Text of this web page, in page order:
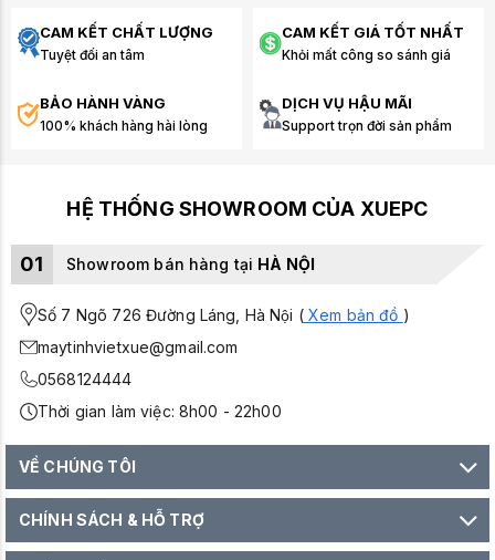
CAM KẾT CHẤT LƯỢNG
Tuyệt đối an tâm
CAM KẾT GIÁ TỐT NHẤT
Khỏi mất công so sánh giá
BẢO HÀNH VÀNG
100% khách hàng hài lòng
DỊCH VỤ HẬU MÃI
Support trọn đời sản phẩm
HỆ THỐNG SHOWROOM CỦA XUEPC
01 Showroom bán hàng tại HÀ NỘI
Số 7 Ngõ 726 Đường Láng, Hà Nội (Xem bản đồ )
maytinhvietxue@gmail.com
0568124444
Thời gian làm việc: 8h00 - 22h00
VỀ CHÚNG TÔI
CHÍNH SÁCH & HỖ TRỢ